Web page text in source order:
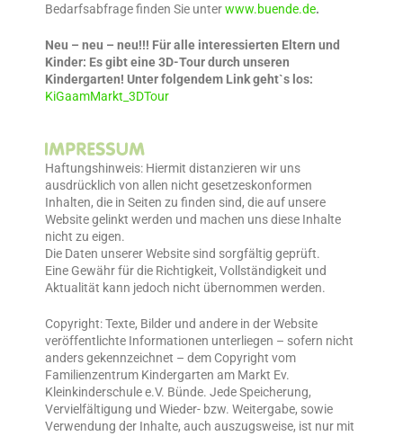
Bedarfsabfrage finden Sie unterwww.buende.de.
Neu – neu – neu!!! Für alle interessierten Eltern und
Kinder: Es gibt eine 3D-Tour durch unseren
Kindergarten! Unter folgendem Link geht`s los:
KiGaamMarkt_3DTour
Haftungshinweis: Hiermit distanzieren wir uns
ausdrücklich von allen nicht gesetzeskonformen
Inhalten, die in Seiten zu finden sind, die auf unsere
Website gelinkt werden und machen uns diese Inhalte
nicht zu eigen.
Die Daten unserer Website sind sorgfältig geprüft.
Eine Gewähr für die Richtigkeit, Vollständigkeit und
Aktualität kann jedoch nicht übernommen werden.
Copyright: Texte, Bilder und andere in der Website
veröffentlichte Informationen unterliegen – sofern nicht
anders gekennzeichnet – dem Copyright vom
Familienzentrum Kindergarten am Markt Ev.
Kleinkinderschule e.V. Bünde. Jede Speicherung,
Vervielfältigung und Wieder- bzw. Weitergabe, sowie
Verwendung der Inhalte, auch auszugsweise, ist nur mit